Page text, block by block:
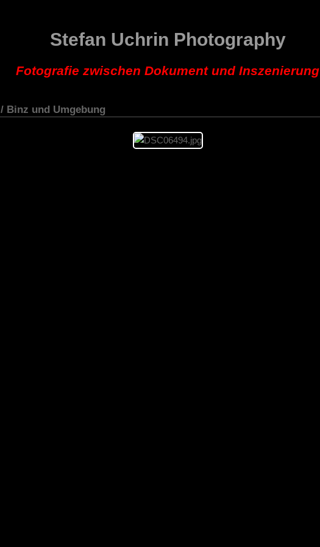
Stefan Uchrin Photography
Fotografie zwischen Dokument und Inszenierung
/ Binz und Umgebung